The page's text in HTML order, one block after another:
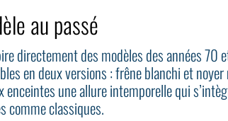
au passé
directement des modèles des années 70
en deux versions : frêne blanchi et
enceintes une allure intemporelle qui
comme classiques.